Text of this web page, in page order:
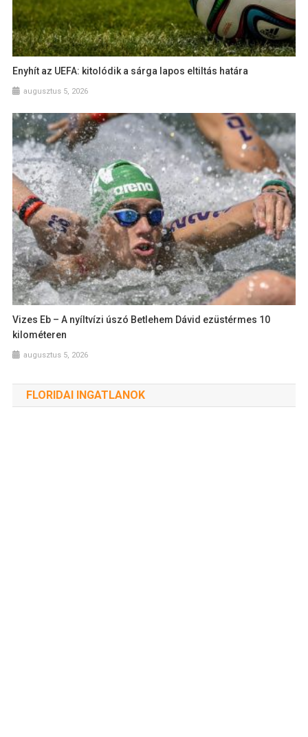
Enyhít az UEFA: kitolódik a sárga lapos eltiltás határa
augusztus 5, 2026
Vizes Eb – A nyíltvízi úszó Betlehem Dávid ezüstérmes 10
kilométeren
augusztus 5, 2026
FLORIDAI INGATLANOK